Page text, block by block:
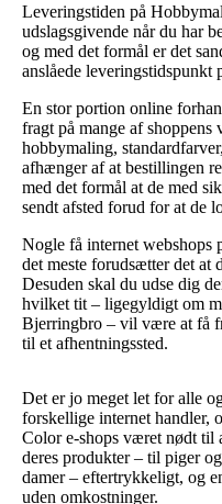
Leveringstiden på
udslagsgivende når du har
og med det formål er det
anslåede leveringstidspunkt
En stor portion online
fragt på mange af shoppens
hobbymaling,
afhænger af at bestillingen
med det formål at de med
sendt afsted forud for at de
Nogle få internet
det meste forudsætter det at
Desuden skal du udse dig
hvilket tit – ligegyldigt om
Bjerringbro – vil være at få
til et afhentningssted.
Det er jo meget let for alle
forskellige internet handler,
Color e-shops været nødt til
deres produkter – til piger
damer – eftertrykkeligt, og
uden omkostninger.